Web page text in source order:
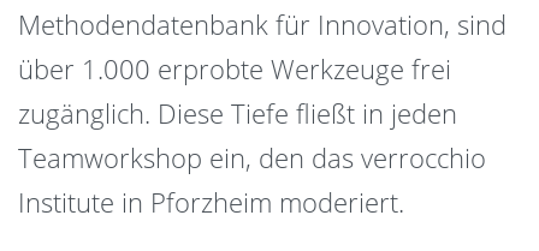
Methodendatenbank für Innovation, sind
über 1.000 erprobte Werkzeuge frei
zugänglich. Diese Tiefe fließt in jeden
Teamworkshop ein, den das verrocchio
Institute in Pforzheim moderiert.